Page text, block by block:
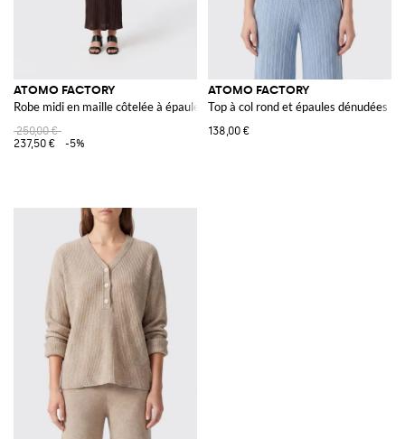
ATOMO FACTORY
Robe midi en maille côtelée à épaules dénudées
250,00 €
237,50 €
-5%
ATOMO FACTORY
Top à col rond et épaules dénudées
138,00 €